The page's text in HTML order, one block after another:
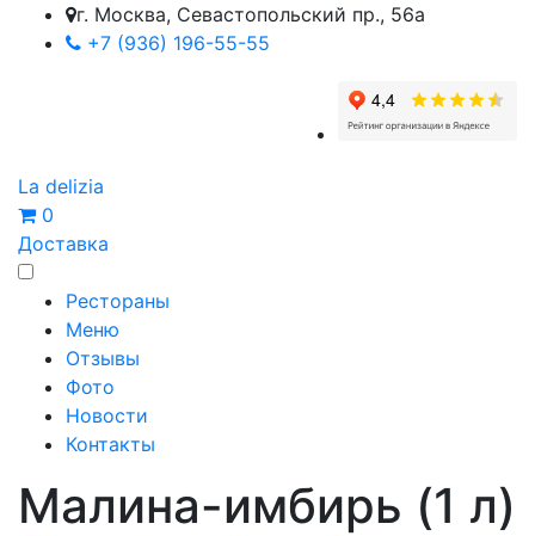
г. Москва, Севастопольский пр., 56а
+7 (936) 196-55-55
La delizia
0
Доставка
Рестораны
Меню
Отзывы
Фото
Новости
Контакты
Малина-имбирь (1 л)